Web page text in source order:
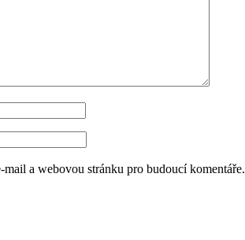
a webovou stránku pro budoucí komentáře.